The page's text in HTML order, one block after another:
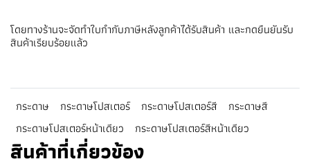
โดยทางร้านจะจัดทำใบกำกับภาษีหลังลูกค้าได้รับสินค้า และกดยืนยันรับ
สินค้าเรียบร้อยแล้ว
กระดาษ กระดาษโปสเตอร์ กระดาษโปสเตอร์สี
กระดาษสี
กระดาษโปสเตอร์หน้าเดียว
กระดาษโปสเตอร์สีหน้าเดียว
สินค้าที่เกี่ยวข้อง